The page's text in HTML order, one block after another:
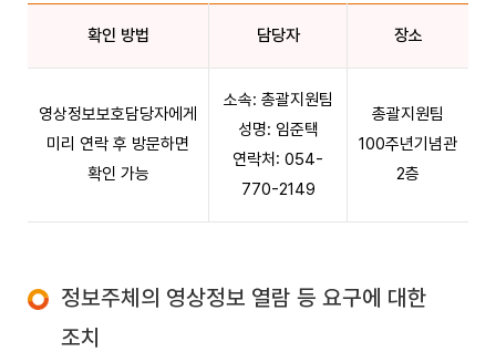
확인 방법 담당자 장소
영상정보보호담당자에게
미리 연락 후 방문하면
확인 가능
소속: 총괄지원팀
성명: 임준택
연락처: 054-
770-2149
총괄지원팀
100주년기념관
2층
정보주체의 영상정보 열람 등 요구에 대한
조치